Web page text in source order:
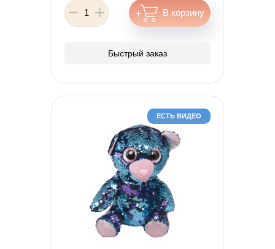
Быстрый заказ
ЕСТЬ ВИДЕО